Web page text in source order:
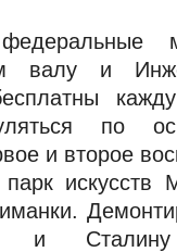
валу и
по
и второе
и